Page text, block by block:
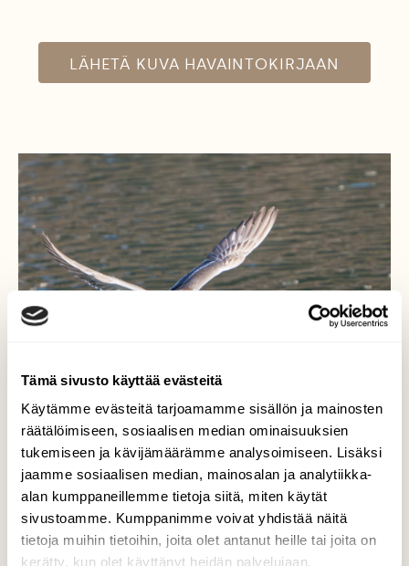
Tämä sivusto käyttää evästeitä
Käytämme evästeitä tarjoamamme sisällön ja mainosten
räätälöimiseen, sosiaalisen median ominaisuuksien
tukemiseen ja kävijämäärämme analysoimiseen. Lisäksi
jaamme sosiaalisen median, mainosalan ja analytiikka-
alan kumppaneillemme tietoja siitä, miten käytät
sivustoamme. Kumppanimme voivat yhdistää näitä
tietoja muihin tietoihin, joita olet antanut heille tai joita on
kerätty, kun olet käyttänyt heidän palvelujaan.
LÄHETÄ KUVA HAVAINTOKIRJAAN
Täältä tullaan
Sinisorsa (Anas platyrhynchos)